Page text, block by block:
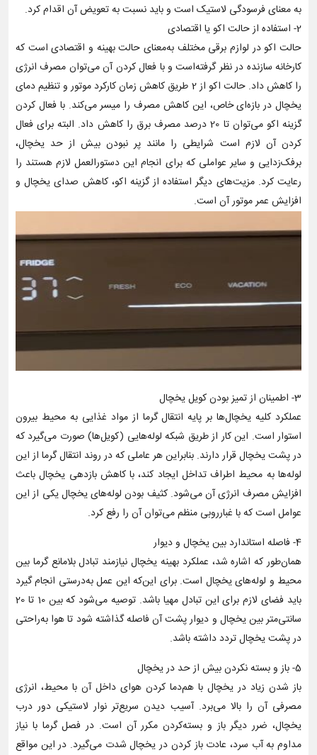
به معنای فرسودگی لاستیک است و باید نسبت به تعویض آن اقدام کرد.
2- استفاده از حالت اکو یا اقتصادی
حالت اکو در لوازم برقی مختلف به‌معنای حالت بهینه و اقتصادی است که
کارخانه سازنده در نظر گرفته‌است و با فعال کردن آن می‌توان مصرف انرژی
را کاهش داد. حالت اکو از 2 طریق کاهش زمان کارکرد موتور و تنظیم دمای
یخچال در بازه‌ای خاص، این کاهش مصرف را میسر می‌کند. با فعال کردن
گزینه اکو می‌توان تا 20 درصد مصرف برق را کاهش داد. البته برای فعال
کردن آن لازم است شرایطی را مانند پر نبودن بیش از حد یخچال،
برفک‌زدایی و سایر عواملی که برای انجام این دستورالعمل لازم هستند را
رعایت کرد. مزیت‌های دیگر استفاده از گزینه اکو، کاهش صدای یخچال و
افزایش عمر موتور آن است.
3- اطمینان از تمیز بودن کویل یخچال
عملکرد کلیه یخچال‌ها بر پایه انتقال گرما از مواد غذایی به محیط بیرون
استوار است. این کار از طریق شبکه لوله‌هایی (کویل‌ها) صورت می‌گیرد که
در پشت یخچال قرار دارند. بنابراین هر عاملی که در روند انتقال گرما از این
لوله‌ها به محیط اطراف تداخل ایجاد کند، با کاهش بازدهی یخچال باعث
افزایش مصرف انرژی آن می‌شود. کثیف بودن لوله‌های یخچال یکی از این
عوامل است که با غبارروبی منظم می‌توان آن را رفع کرد.
4- فاصله استاندارد بین یخچال و دیوار
همان‌طور که اشاره شد، عملکرد بهینه یخچال نیازمند تبادل بلامانع گرما بین
محیط و لوله‌های یخچال است. برای این‌که این عمل به‌درستی انجام گیرد
باید فضای لازم برای این تبادل مهیا باشد. توصیه می‌شود که بین 10 تا 20
سانتی‌متر بین یخچال و دیوار پشت آن فاصله گذاشته شود تا هوا به‌راحتی
در پشت یخچال تردد داشته باشد.
5- باز و بسته نکردن بیش از حد در یخچال
باز شدن زیاد در یخچال با هم‌دما کردن هوای داخل آن با محیط، انرژی
مصرفی آن را بالا می‌برد. آسیب دیدن سریع‌تر نوار لاستیکی دور درب
یخچال، ضرر دیگر باز و بسته‌کردن مکرر آن است. در فصل گرما با نیاز
مداوم به آب سرد، عادت باز کردن در یخچال شدت می‌گیرد. در این مواقع